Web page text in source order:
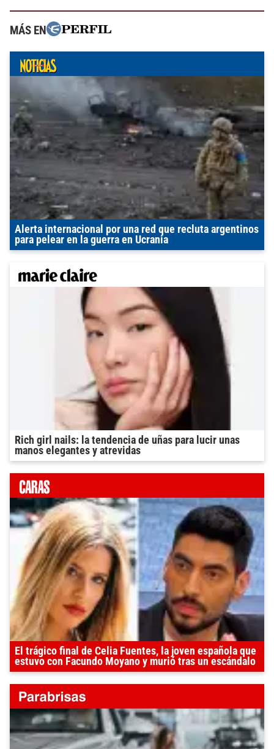
MÁS EN
Alerta internacional por una red que recluta argentinos
para pelear en la guerra en Ucrania
Rich girl nails: la tendencia de uñas para lucir unas
manos elegantes y atrevidas
El trágico final de Celia Fuentes, la joven española que
estuvo con Facundo Moyano y murió tras un escándalo